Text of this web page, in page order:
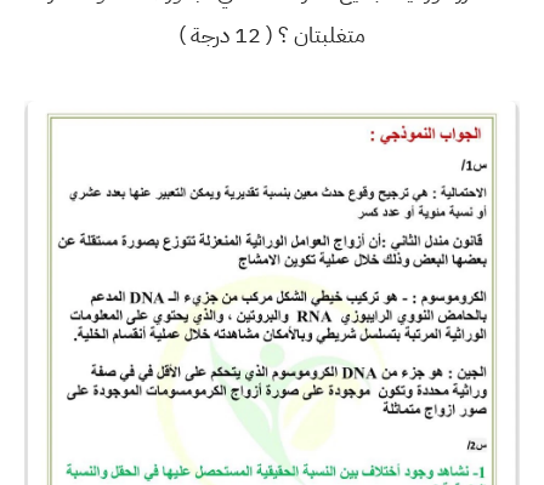
متغلبتان ؟ ( 12 درجة )